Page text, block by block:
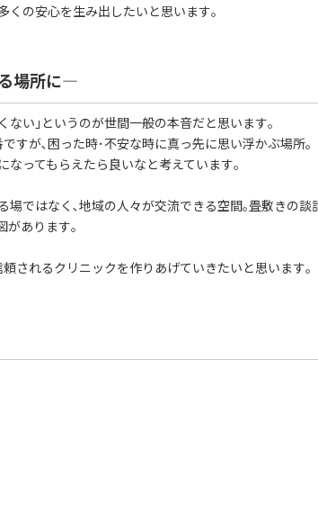
くの安心を生み出したいと思います｡
場所に―
ない｣というのが世間一般の本音だと思います｡
すが､困った時･不安な時に真っ先に思い浮かぶ場所｡
なってもらえたら良いなと考えています｡
場ではなく､地域の人々が交流できる空間｡畳敷きの
があります｡
されるクリニックを作りあげていきたいと思います｡